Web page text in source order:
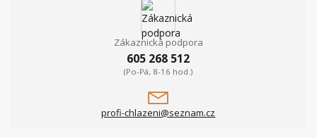
Zákaznická podpora
605 268 512
(Po-Pá, 8-16 hod.)
profi-chlazeni@seznam.cz